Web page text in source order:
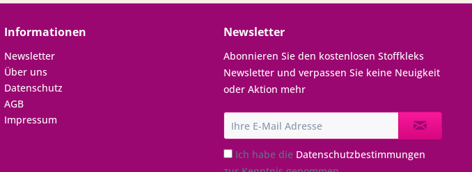
Informationen
Newsletter
Über uns
Datenschutz
AGB
Impressum
Newsletter
Abonnieren Sie den kostenlosen Stoffkleks
Newsletter und verpassen Sie keine Neuigkeit
oder Aktion mehr
Ich habe die Datenschutzbestimmungen